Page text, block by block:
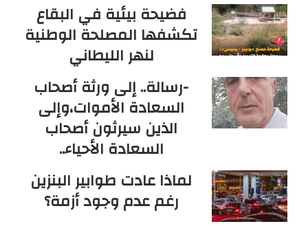
فضيحة بيئية في البقاع
تكشفها المصلحة الوطنية
لنهر الليطاني
-رسالة.. إلى ورثة أصحاب
السعادة الأموات،وإلى
الذين سيرثون أصحاب
السعادة الأحياء..
لماذا عادت طوابير البنزين
رغم عدم وجود أزمة؟